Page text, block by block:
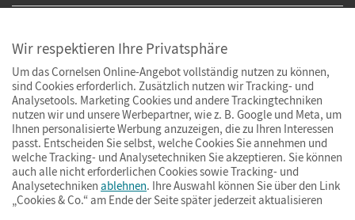
ImpressumAGBDatenschutzBarrierefreiheitCookies & Co.
Wir respektieren Ihre Privatsphäre
Um das Cornelsen Online-Angebot vollständig nutzen zu können,
sind Cookies erforderlich. Zusätzlich nutzen wir Tracking- und
Analysetools. Marketing Cookies und andere Trackingtechniken
nutzen wir und unsere Werbepartner, wie z. B. Google und Meta, um
Ihnen personalisierte Werbung anzuzeigen, die zu Ihren Interessen
passt. Entscheiden Sie selbst, welche Cookies Sie annehmen und
welche Tracking- und Analysetechniken Sie akzeptieren. Sie können
auch alle nicht erforderlichen Cookies sowie Tracking- und
Analysetechniken ablehnen. Ihre Auswahl können Sie über den Link
„Cookies & Co.“ am Ende der Seite später jederzeit aktualisieren